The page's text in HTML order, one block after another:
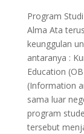
Program
Alma Ata
keunggulan
antaranya :
Education
(Information
sama luar
program
tersebut